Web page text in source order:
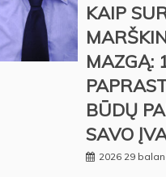
KAIP
MAZGĄ:
BŪDŲ
SAVO
2026 29